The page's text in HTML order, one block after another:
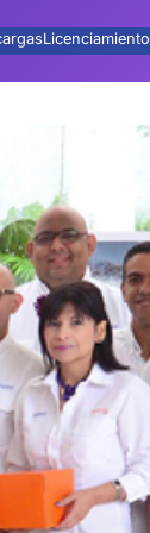
Licenciamiento